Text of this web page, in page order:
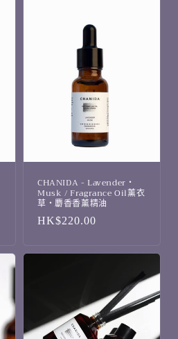
CHANIDA - Lavender・
Musk / Fragrance Oil薰衣
草・麝香香薰精油
定
HK$220.00